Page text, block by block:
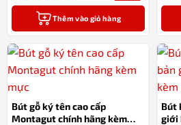
Thêm vào giỏ hàng
Bút gỗ ký tên cao cấp
Montagut chính hãng kèm
Bút
giới